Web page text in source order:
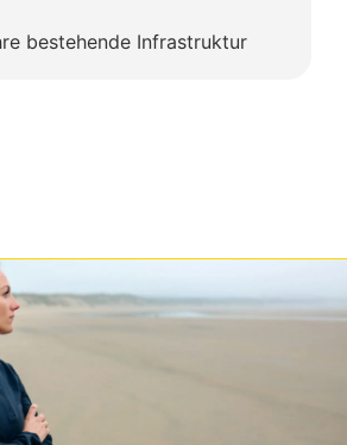
bestehende Infrastruktur